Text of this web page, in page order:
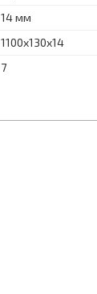
14 мм
1100x130x14
7